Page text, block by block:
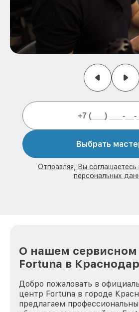
Выбрать
Отправляя, Вы
персональных
О нашем сервисном
Fortuna в
Добро пожаловать в
центр Fortuna в городе
предлагаем